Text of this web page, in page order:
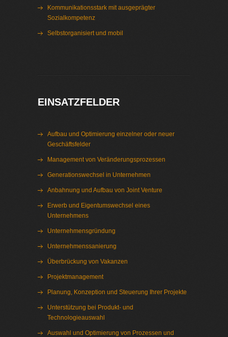
Kommunikationsstark mit ausgeprägter
Sozialkompetenz
Selbstorganisiert und mobil
EINSATZFELDER
Aufbau und Optimierung einzelner oder neuer
Geschäftsfelder
Management von Veränderungsprozessen
Generationswechsel in Unternehmen
Anbahnung und Aufbau von Joint Venture
Erwerb und Eigentumswechsel eines
Unternehmens
Unternehmensgründung
Unternehmenssanierung
Überbrückung von Vakanzen
Projektmanagement
Planung, Konzeption und Steuerung Ihrer Projekte
Unterstützung bei Produkt- und
Technologieauswahl
Auswahl und Optimierung von Prozessen und